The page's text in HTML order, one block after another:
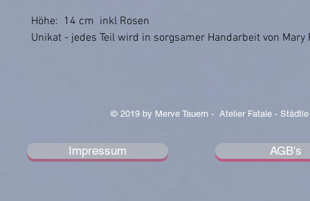
Höhe: 14 cm inkl Rosen
Unikat - jedes Teil wird in sorgsamer Handarbeit von Mary
© 2019 by Merve Tauern - Atelier Fatale -
Impressum AGB's